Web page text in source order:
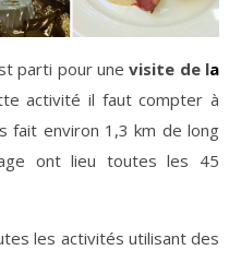
parti pour unevisite de la
activité il faut compter à
fait environ 1,3 km de long
ont lieu toutes les 45
les activités utilisant des